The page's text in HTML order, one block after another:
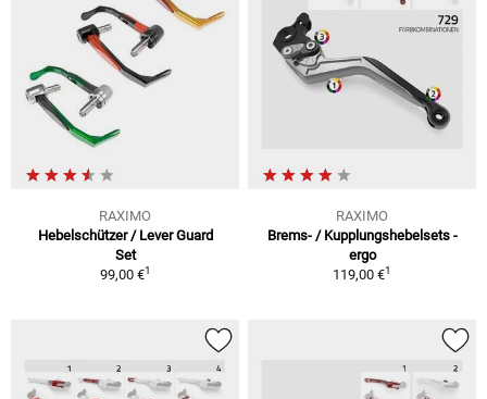
RAXIMO
Hebelschützer / Lever Guard
Set
99,00 €1
RAXIMO
Brems- / Kupplungshebelsets -
ergo
119,00 €1